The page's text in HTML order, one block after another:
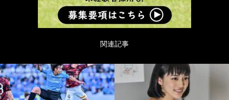
関連記事